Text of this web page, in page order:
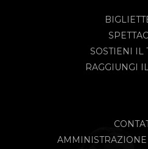
SOSTIENI IL
RAGGIUNGI
AMMINISTRAZIONE